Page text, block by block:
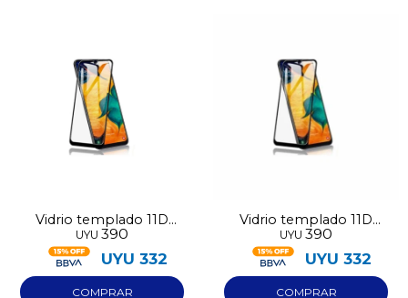
Vidrio templado 11D
para Iphone 11 Pro
UYU 390
UYU 332
Vidrio templado 11D
para Iphone 14 Plus
UYU 390
UYU 332